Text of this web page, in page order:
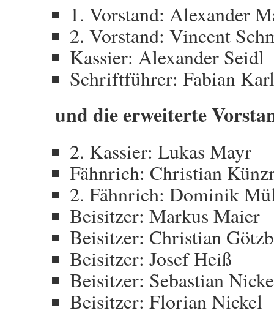
1. Vorstand: Alexander
2. Vorstand: Vincent
Kassier: Alexander Seidl
Schriftführer: Fabian Karl
und die erweiterte
2. Kassier: Lukas Mayr
Fähnrich: Christian
2. Fähnrich: Dominik
Beisitzer: Markus Maier
Beisitzer: Christian
Beisitzer: Josef Heiß
Beisitzer: Sebastian
Beisitzer: Florian Nickel